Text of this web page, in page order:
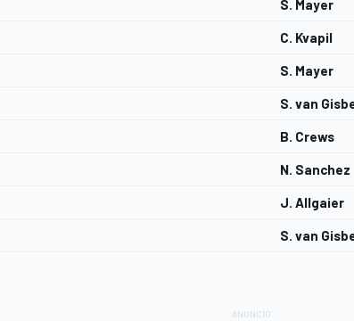
S. Mayer
C. Kvapil
S. Mayer
S. van
B. Crews
N. Sanchez
J. Allgaier
S. van